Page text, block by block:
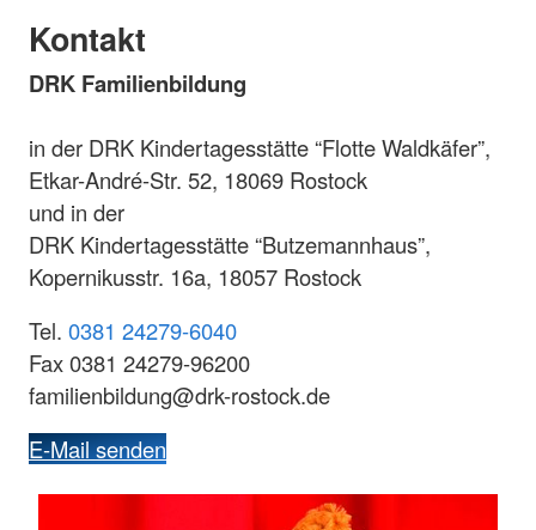
Kontakt
DRK Familienbildung
in der DRK Kindertagesstätte “Flotte Waldkäfer”,
Etkar-André-Str. 52, 18069 Rostock
und in der
DRK Kindertagesstätte “Butzemannhaus”,
Kopernikusstr. 16a, 18057 Rostock
Tel. 0381 24279-6040
Fax 0381 24279-96200
familienbildung@drk-rostock.de
E-Mail senden